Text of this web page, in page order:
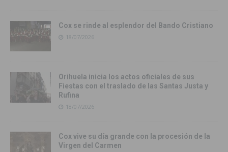
Cox se rinde al esplendor del Bando Cristiano
18/07/2026
Orihuela inicia los actos oficiales de sus
Fiestas con el traslado de las Santas Justa y
Rufina
18/07/2026
Cox vive su día grande con la procesión de la
Virgen del Carmen